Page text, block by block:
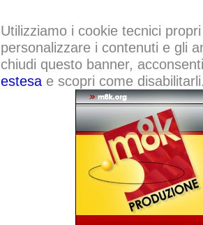
Utilizziamo i cookie tecnici
personalizzare i contenuti e gli
chiudi questo banner,
estesae scopri come